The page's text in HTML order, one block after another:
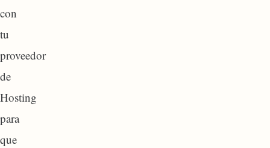
con
tu
proveedor
de
Hosting
para
que